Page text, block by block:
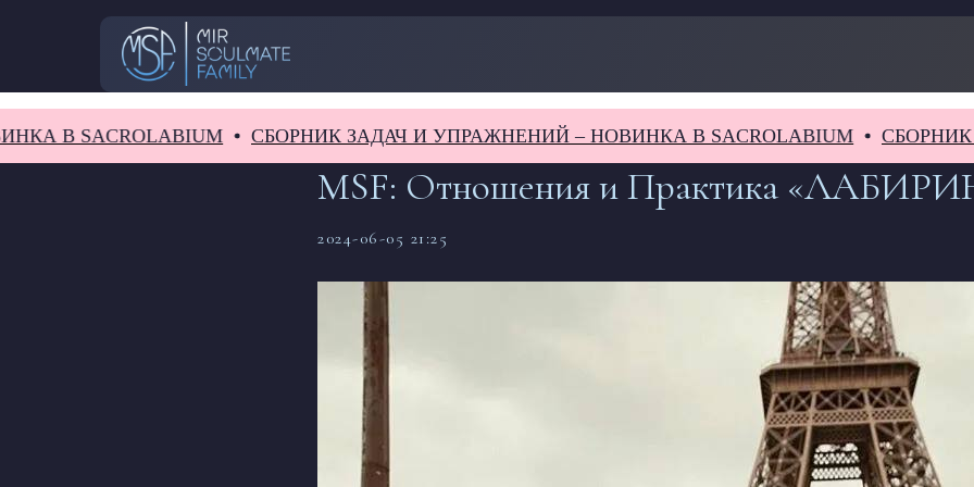
СБОРНИК ЗАДАЧ И УПРАЖНЕНИЙ – НОВИНКА В SACROLABIUM СБОРНИК ЗАДАЧ И
MSF: Отношения и Практика
2024-06-05 21:25